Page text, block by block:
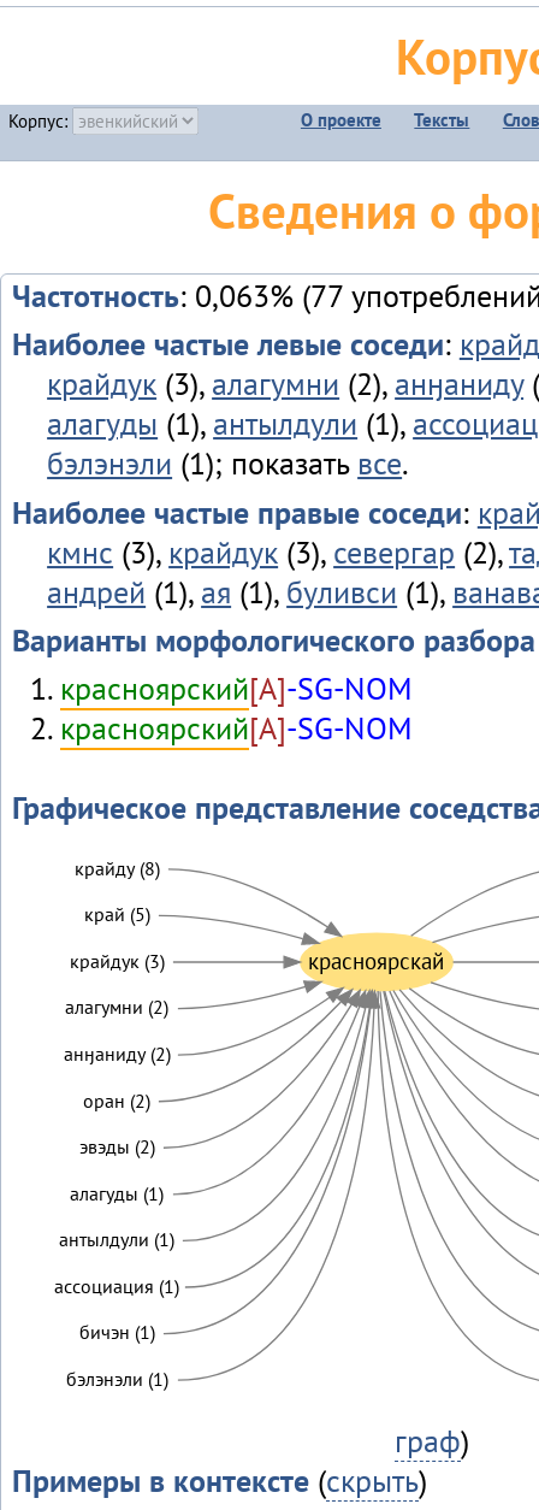
Корпус: О проекте Тексты
Сведения о
Частотность: 0,063% (77
Наиболее частые левые соседи:
крайдук (3), алагумни (2), анӈаниду
алагуды (1), антылдули (1),
бэлэнэли (1); показать все.
Наиболее частые правые соседи:
кмнс (3), крайдук (3), севергар (2),
андрей (1), ая (1), буливси (1),
Варианты морфологического разбора
красноярский[A]-SG-NOM
красноярский[A]-SG-NOM
Графическое представление
красноярскай
крайду (8)
край (5)
крайдук (3)
алагумни (2)
анӈаниду (2)
оран (2)
эвэды (2)
алагуды (1)
антылдули (1)
ассоциация (1)
бичэн (1)
бэлэнэли (1)
граф)
Примеры в контексте(скрыть)